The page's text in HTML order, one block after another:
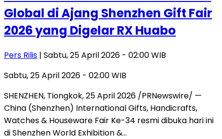
Global di Ajang Shenzhen Gift Fair
2026 yang Digelar RX Huabo
Pers Rilis | Sabtu, 25 April 2026 - 02:00 WIB
Sabtu, 25 April 2026 - 02:00 WIB
SHENZHEN, Tiongkok, 25 April 2026 /PRNewswire/ —
China (Shenzhen) International Gifts, Handicrafts,
Watches & Houseware Fair Ke-34 resmi dibuka hari ini
di Shenzhen World Exhibition &…